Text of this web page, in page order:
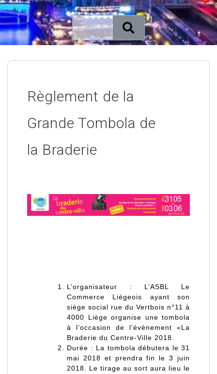
Règlement de la
Grande Tombola de
la Braderie
L’organisateur : L’ASBL Le
Commerce Liégeois ayant son
siège social rue du Vertbois n°11 à
4000 Liège organise une tombola
à l’occasion de l’évènement «La
Braderie du Centre-Ville 2018.
Durée : La tombola débutera le 31
mai 2018 et prendra fin le 3 juin
2018. Le tirage au sort aura lieu le